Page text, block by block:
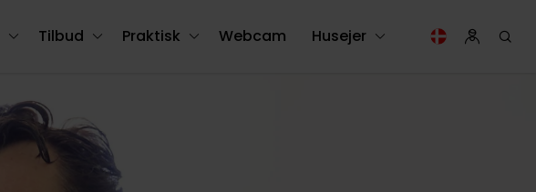
Tilbud Praktisk Webcam Husejer